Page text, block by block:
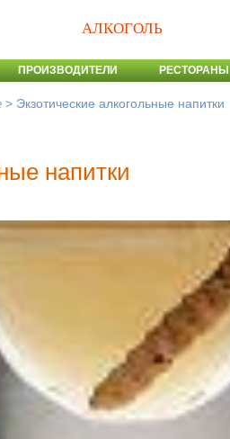
АЛКОГОЛЬ
ПРОИЗВОДИТЕЛИ РЕСТОРАНЫ
> Экзотические алкогольные напитки
напитки